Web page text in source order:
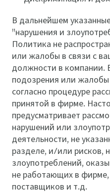
В дальнейшем
"нарушения и
Политика не
или жалобы в связи с
должности в компании.
подозрения или
согласно процедуре
принятой в фирме.
предусматривает
нарушений или
деятельности, не
разделе, и/или рисков,
злоупотреблений,
не работающих в
поставщиков и т.д.